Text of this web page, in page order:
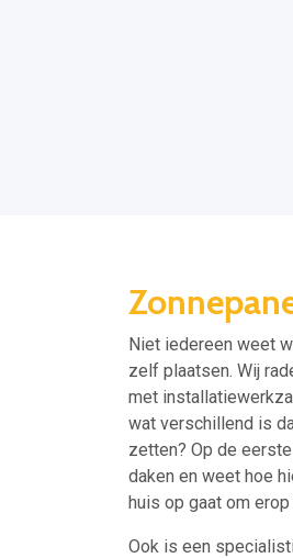
Niet iedereen weet
zelf plaatsen. Wij
met
wat verschillend is
zetten? Op de
daken en weet hoe
huis op gaat om
Ook is een